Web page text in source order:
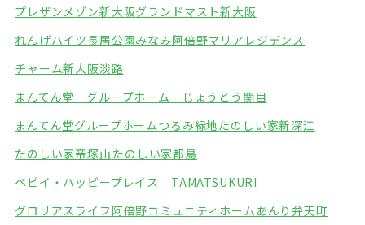
プレザンメゾン新大阪グランドマスト新大阪
れんげハイツ長居公園みなみ阿倍野マリアレジデンス
チャーム新大阪淡路
まんてん堂 グループホーム じょうとう関目
まんてん堂グループホームつるみ緑地たのしい家新深江
たのしい家帝塚山 たのしい家都島
ペピイ・ハッピープレイス TAMATSUKURI
グロリアスライフ阿倍野コミュニティホームあんり弁天町